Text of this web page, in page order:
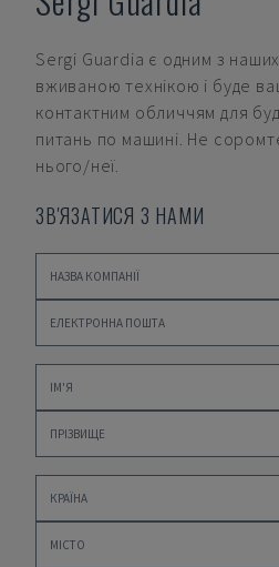
Sergi Guardia є одним з наших
вживаною технікою і буде
контактним обличчям для
питань по машині. Не
нього/неї.
ЗВ'ЯЗАТИСЯ З НАМИ